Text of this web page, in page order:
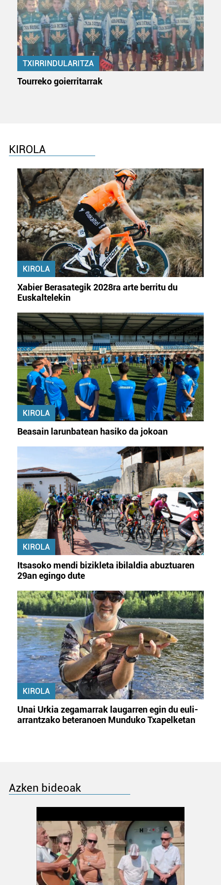
baliatzen gara. Ohar hau onartuz gero, teknologia hori
erabiltzeko baimen esplizitua ematen diguzu.Gehiago
irakurri
TXIRRINDULARITZA
Tourreko goierritarrak
KIROLA
KIROLA
Xabier Berasategik 2028ra arte berritu du
Euskaltelekin
KIROLA
Beasain larunbatean hasiko da jokoan
KIROLA
Itsasoko mendi bizikleta ibilaldia abuztuaren
29an egingo dute
KIROLA
Unai Urkia zegamarrak laugarren egin du euli-
arrantzako beteranoen Munduko Txapelketan
Azken bideoak